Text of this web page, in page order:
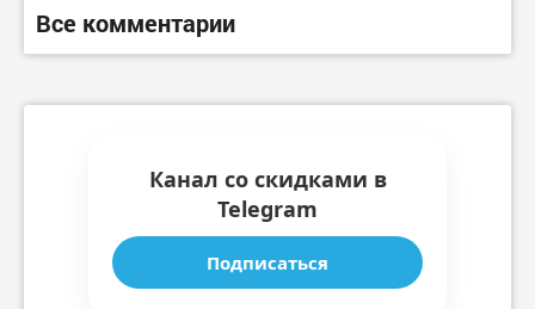
Все комментарии
Канал со скидками в
Telegram
Подписаться